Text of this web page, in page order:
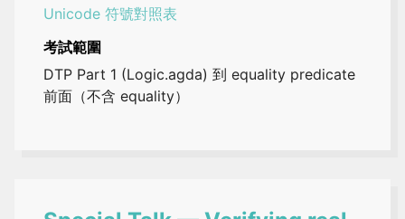
Unicode 符號對照表
考試範圍
DTP Part 1 (Logic.agda) 到 equality predicate
前面（不含 equality）